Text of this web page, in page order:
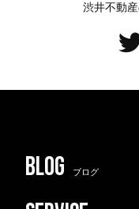
渋井不動
ブログ